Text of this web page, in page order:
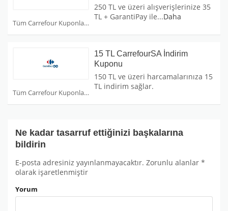
Tüm Carrefour Kuponları
250 TL ve üzeri alışverişlerinize 35
TL + GarantiPay ile...Daha
Tüm Carrefour Kuponları
15 TL CarrefourSA İndirim
Kuponu
150 TL ve üzeri harcamalarınıza 15
TL indirim sağlar.
Ne kadar tasarruf ettiğinizi başkalarına
bildirin
E-posta adresiniz yayınlanmayacaktır. Zorunlu alanlar *
olarak işaretlenmiştir
Yorum